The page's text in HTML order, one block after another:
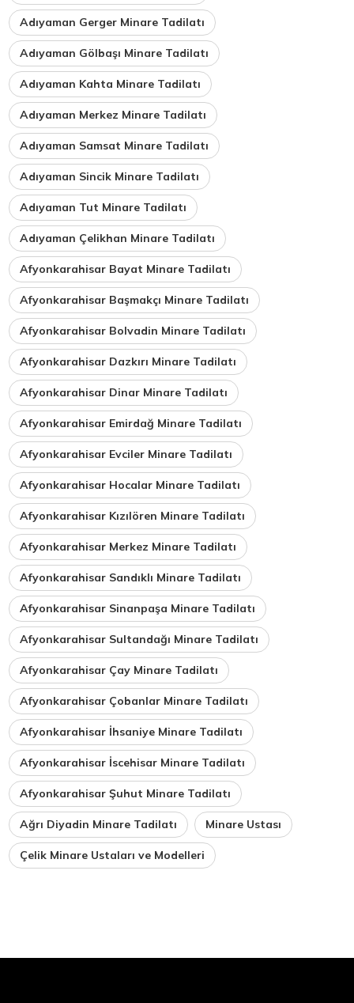
Adıyaman Gerger Minare Tadilatı
Adıyaman Gölbaşı Minare Tadilatı
Adıyaman Kahta Minare Tadilatı
Adıyaman Merkez Minare Tadilatı
Adıyaman Samsat Minare Tadilatı
Adıyaman Sincik Minare Tadilatı
Adıyaman Tut Minare Tadilatı
Adıyaman Çelikhan Minare Tadilatı
Afyonkarahisar Bayat Minare Tadilatı
Afyonkarahisar Başmakçı Minare Tadilatı
Afyonkarahisar Bolvadin Minare Tadilatı
Afyonkarahisar Dazkırı Minare Tadilatı
Afyonkarahisar Dinar Minare Tadilatı
Afyonkarahisar Emirdağ Minare Tadilatı
Afyonkarahisar Evciler Minare Tadilatı
Afyonkarahisar Hocalar Minare Tadilatı
Afyonkarahisar Kızılören Minare Tadilatı
Afyonkarahisar Merkez Minare Tadilatı
Afyonkarahisar Sandıklı Minare Tadilatı
Afyonkarahisar Sinanpaşa Minare Tadilatı
Afyonkarahisar Sultandağı Minare Tadilatı
Afyonkarahisar Çay Minare Tadilatı
Afyonkarahisar Çobanlar Minare Tadilatı
Afyonkarahisar İhsaniye Minare Tadilatı
Afyonkarahisar İscehisar Minare Tadilatı
Afyonkarahisar Şuhut Minare Tadilatı
Ağrı Diyadin Minare Tadilatı Minare Ustası
Çelik Minare Ustaları ve Modelleri